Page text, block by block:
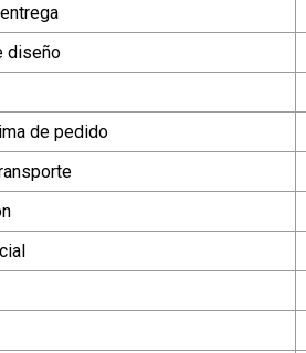
diseño
de pedido